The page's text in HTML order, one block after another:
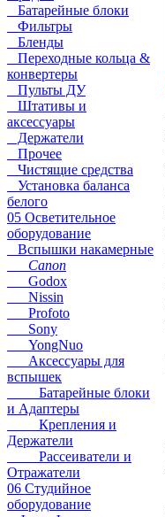
Батарейные блоки
Фильтры
Бленды
Переходные кольца &
конвертеры
Пульты ДУ
Штативы и
аксессуары
Держатели
Прочее
Чистящие средства
Установка баланса
белого
05 Осветительное
оборудование
Вспышки накамерные
Canon
Godox
Nissin
Profoto
Sony
YongNuo
Аксессуары для
вспышек
Батарейные блоки
и Адаптеры
Крепления и
Держатели
Рассеиватели и
Отражатели
06 Студийное
оборудование